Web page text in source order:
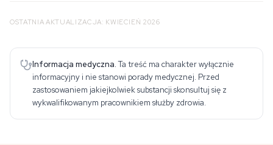
OSTATNIA AKTUALIZACJA: KWIECIEŃ 2026
Informacja medyczna. Ta treść ma charakter wyłącznie
informacyjny i nie stanowi porady medycznej. Przed
zastosowaniem jakiejkolwiek substancji skonsultuj się z
wykwalifikowanym pracownikiem służby zdrowia.